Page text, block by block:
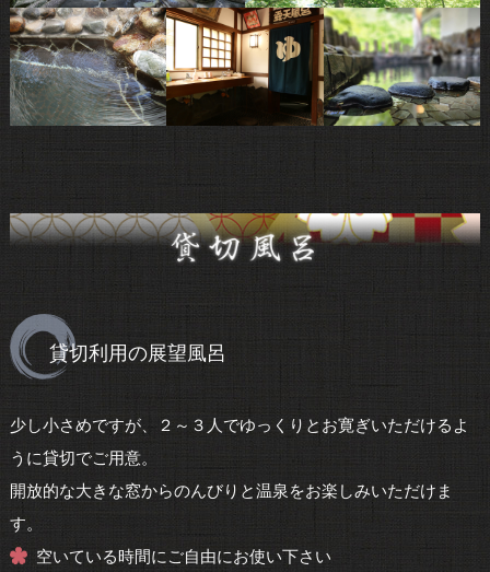
貸切利用の展望風呂
少し小さめですが、２～３人でゆっくりとお寛ぎいただけるよ
うに貸切でご用意。
開放的な大きな窓からのんびりと温泉をお楽しみいただけま
す。
空いている時間にご自由にお使い下さい